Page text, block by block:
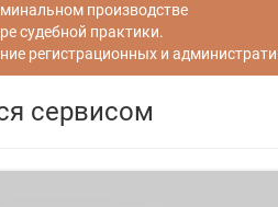
производстве
судебной практики.
регистрационных и
сервисом